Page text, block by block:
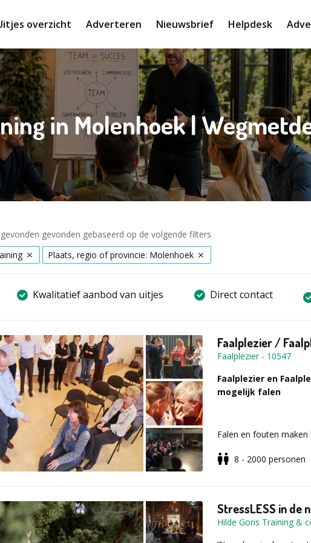
overzicht Adverteren Nieuwsbrief Helpdesk
in Molenhoek |
gevonden gebaseerd op de volgende filters
Plaats, regio of provincie: Molenhoek
Kwalitatief aanbod van uitjes Direct contact
Faalplezier /
Faalplezier- 10547
Faalplezier en
mogelijk falen
Falen en fouten
raken in de stress van
8 - 2000 personen
StressLESS in de
Hilde Goris Training &